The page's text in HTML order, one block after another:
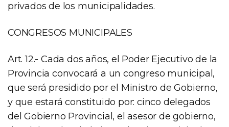
privados de los municipalidades.
CONGRESOS MUNICIPALES
Art. 12.- Cada dos años, el Poder Ejecutivo de la
Provincia convocará a un congreso municipal,
que será presidido por el Ministro de Gobierno,
y que estará constituido por: cinco delegados
del Gobierno Provincial, el asesor de gobierno,